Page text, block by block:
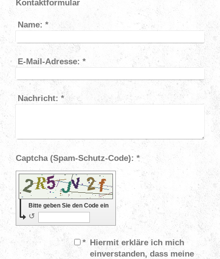
Kontaktformular
Name: *
E-Mail-Adresse: *
Nachricht: *
Captcha (Spam-Schutz-Code): *
Bitte geben Sie den Code ein
↺
* Hiermit erkläre ich mich
einverstanden, dass meine